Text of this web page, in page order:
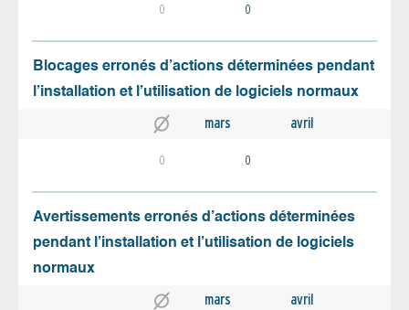
0 0
Blocages erronés d’actions déterminées pendant
l’installation et l’utilisation de logiciels normaux
mars avril
0 0
Avertissements erronés d’actions déterminées
pendant l’installation et l’utilisation de logiciels
normaux
mars avril